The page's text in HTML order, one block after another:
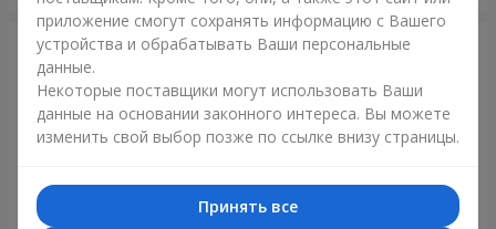
приложение смогут сохранять информацию с Вашего
устройства и обрабатывать Ваши персональные
данные.
Некоторые поставщики могут использовать Ваши
данные на основании законного интереса. Вы можете
изменить свой выбор позже по ссылке внизу страницы.
Принять все